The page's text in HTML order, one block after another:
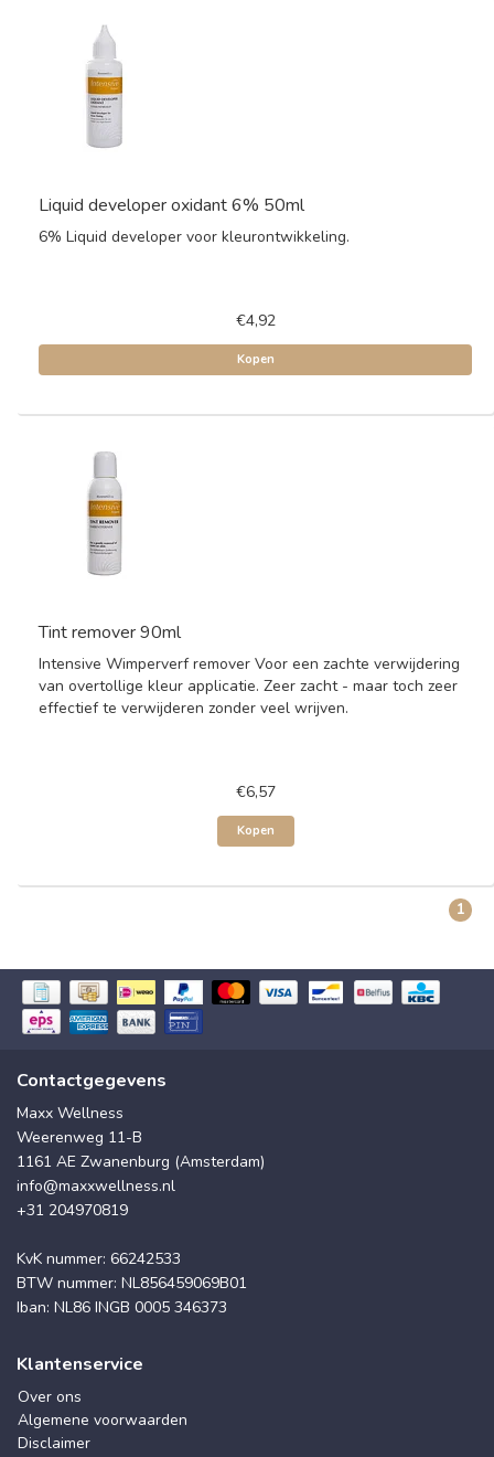
Liquid developer oxidant 6% 50ml
6% Liquid developer voor kleurontwikkeling.
€4,92
Kopen
Tint remover 90ml
Intensive Wimperverf remover Voor een zachte verwijdering
van overtollige kleur applicatie. Zeer zacht - maar toch zeer
effectief te verwijderen zonder veel wrijven.
€6,57
Kopen
1
Contactgegevens
Maxx Wellness
Weerenweg 11-B
1161 AE Zwanenburg (Amsterdam)
info@maxxwellness.nl
+31 204970819
KvK nummer: 66242533
BTW nummer: NL856459069B01
Iban: NL86 INGB 0005 346373
Klantenservice
Over ons
Algemene voorwaarden
Disclaimer